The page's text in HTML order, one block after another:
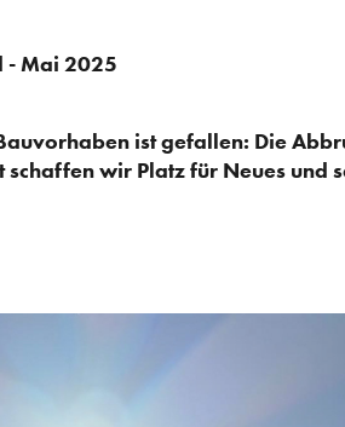
- Mai 2025
ist gefallen: Die
wir Platz für Neues und